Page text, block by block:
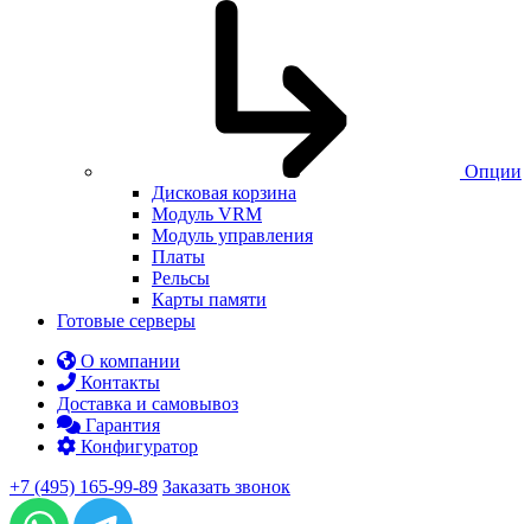
Опции
Дисковая корзина
Модуль VRM
Модуль управления
Платы
Рельсы
Карты памяти
Готовые серверы
О компании
Контакты
Доставка и самовывоз
Гарантия
Конфигуратор
+7 (495) 165-99-89 Заказать звонок